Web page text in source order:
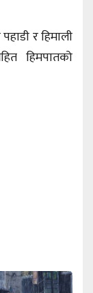
र हिमाली
हिमपातको